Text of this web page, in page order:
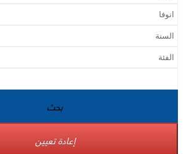
بحث
إعادة تعيين